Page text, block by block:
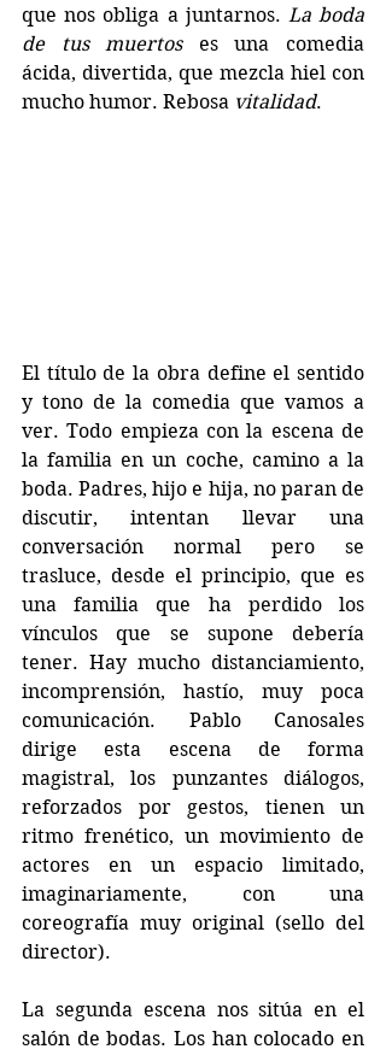
que nos obliga a juntarnos. La boda
de tus muertos es una comedia
ácida, divertida, que mezcla hiel con
mucho humor. Rebosa vitalidad.
El título de la obra define el sentido
y tono de la comedia que vamos a
ver. Todo empieza con la escena de
la familia en un coche, camino a la
boda. Padres, hijo e hija, no paran de
discutir, intentan llevar una
conversación normal pero se
trasluce, desde el principio, que es
una familia que ha perdido los
vínculos que se supone debería
tener. Hay mucho distanciamiento,
incomprensión, hastío, muy poca
comunicación. Pablo Canosales
dirige esta escena de forma
magistral, los punzantes diálogos,
reforzados por gestos, tienen un
ritmo frenético, un movimiento de
actores en un espacio limitado,
imaginariamente, con una
coreografía muy original (sello del
director).
La segunda escena nos sitúa en el
salón de bodas. Los han colocado en